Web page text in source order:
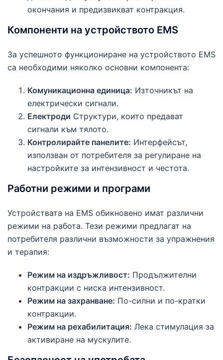
окончания и предизвикват контракция.
Компоненти на устройството EMS
За успешното функциониране на устройството EMS
са необходими няколко основни компонента:
Комуникационна единица: Източникът на
електрически сигнали.
Електроди Структури, които предават
сигнали към тялото.
Контролирайте панелите: Интерфейсът,
използван от потребителя за регулиране на
настройките за интензивност и честота.
Работни режими и програми
Устройствата на EMS обикновено имат различни
режими на работа. Тези режими предлагат на
потребителя различни възможности за упражнения
и терапия:
Режим на издръжливост: Продължителни
контракции с ниска интензивност.
Режим на захранване: По-силни и по-кратки
контракции.
Режим на рехабилитация: Лека стимулация за
активиране на мускулите.